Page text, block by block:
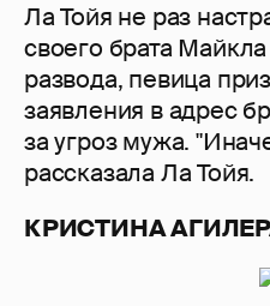
Ла Тойя не раз
своего брата
развода, певица
заявления в адрес
за угроз мужа.
рассказала Ла Тойя.
КРИСТИНА